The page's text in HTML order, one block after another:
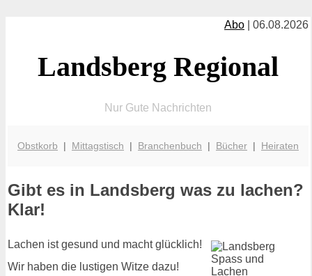
Abo | 06.08.2026
Landsberg Regional
Nur Gute Nachrichten
Obstkorb | Mittagstisch | Branchenbuch | Bücher | Heiraten
Gibt es in Landsberg was zu lachen?
Klar!
Lachen ist gesund und macht glücklich!
Wir haben die lustigen Witze dazu!